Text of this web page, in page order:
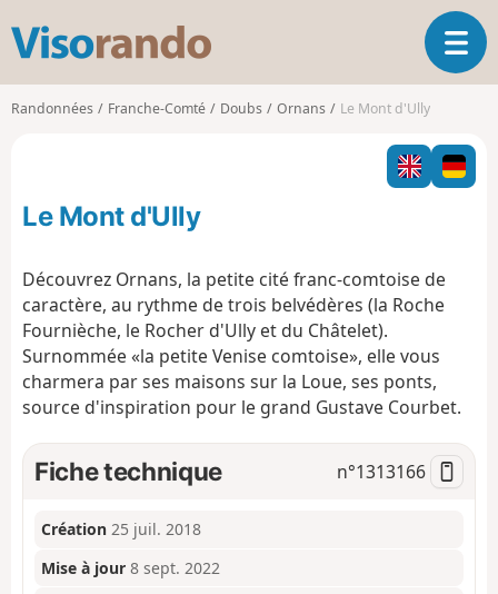
s
o
O
u
i
r
l
i
n
Randonnées Franche-Comté Doubs Ornans Le Mont d'Ully
Le Mont d'Ully
Découvrez Ornans, la petite cité franc-comtoise de
caractère, au rythme de trois belvédères (la Roche
Fournièche, le Rocher d'Ully et du Châtelet).
Surnommée «la petite Venise comtoise», elle vous
charmera par ses maisons sur la Loue, ses ponts,
source d'inspiration pour le grand Gustave Courbet.
Fiche technique n°1313166
Création 25 juil. 2018
Mise à jour 8 sept. 2022